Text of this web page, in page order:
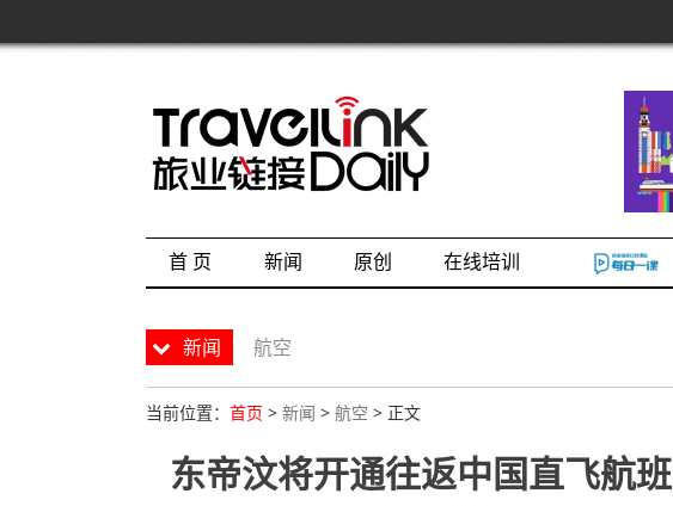
首 页 新闻 原创 在线培训
新闻 航空
当前位置： 首页 > 新闻 > 航空 > 正文
东帝汶将开通往返中国直飞航班